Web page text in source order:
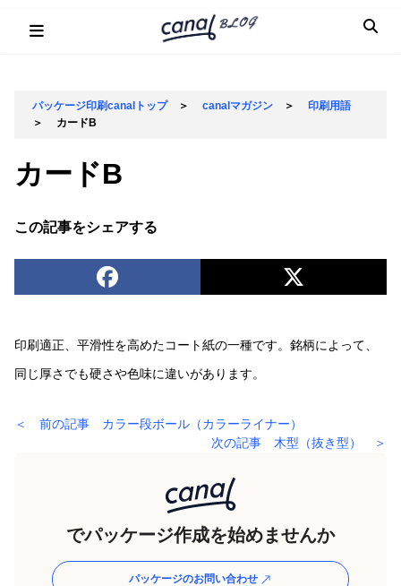
パッケージ印刷canalトップ＞ canalマガジン ＞ 印刷用語
＞ カードB
カードB
この記事をシェアする
印刷適正、平滑性を高めたコート紙の一種です。銘柄によって、
同じ厚さでも硬さや色味に違いがあります。
＜ 前の記事 カラー段ボール（カラーライナー）
次の記事 木型（抜き型） ＞
でパッケージ作成を始めませんか
パッケージのお問い合わせ